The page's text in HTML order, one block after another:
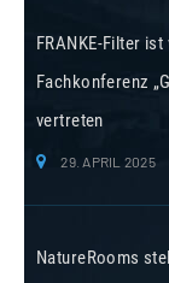
FRANKE-Filter
Fachkonferenz
vertreten
29. APRIL 2025
NatureRooms